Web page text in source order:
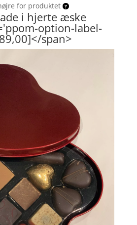
for produktet
i hjerte æske
option-label-
span>